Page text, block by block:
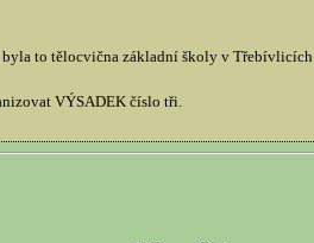
to tělocvična základní školy v Třebívlicích
VÝSADEK číslo tři.